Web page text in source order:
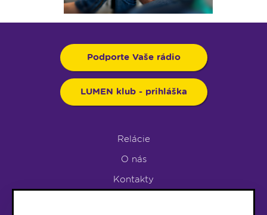
Podporte Vaše rádio
LUMEN klub - prihláška
Relácie
O nás
Kontakty